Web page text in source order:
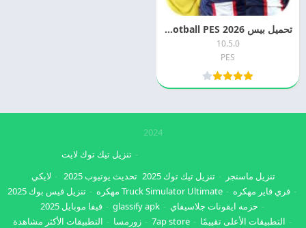
تحميل بيس 2026 eFootball PES اخر اصدار مجانا
10.5.0
PES
2024
تنزيل ماسنجر تنزيل تيك توك 2025
تنزيل تيك توك لايت
تحديث يوتيوب 2025
لايكي
فري فاير مهكره
Truck Simulator Ultimate مهكره
تنزيل فيس بوك 2025
حزمه ايقونات جلاسيفاي
glassify apk
فيفا موبايل 2025
التطبيقات الأعلى تقييمًا
7ap store زورمسا
التطبيقات الأكثر مشاهدة